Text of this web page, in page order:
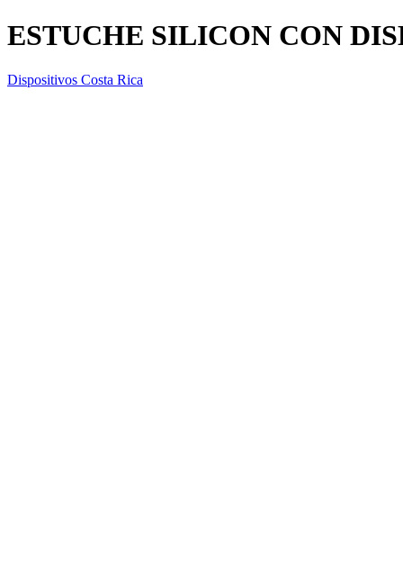
ESTUCHE SILICON CON
Dispositivos Costa Rica